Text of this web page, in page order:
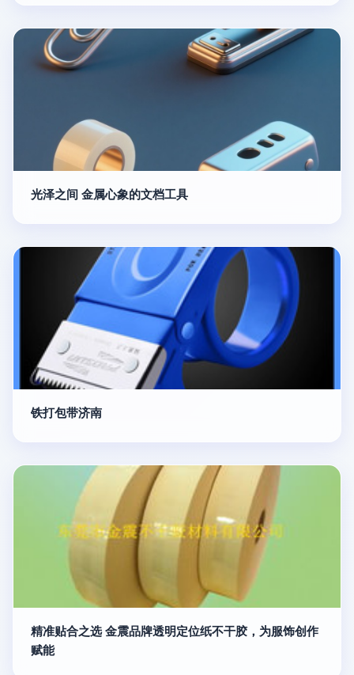
光泽之间 金属心象的文档工具
铁打包带济南
精准贴合之选 金震品牌透明定位纸不干胶，为服饰创作
赋能